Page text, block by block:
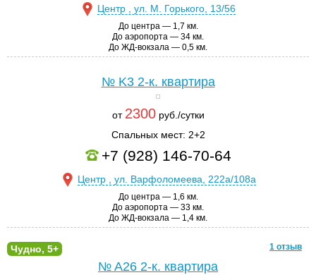
Центр , ул. М. Горького, 13/56
До центра — 1,7 км.
До аэропорта — 34 км.
До ЖД-вокзала — 0,5 км.
№ K32-к. квартира
от 2300руб./сутки
Спальных мест: 2+2
+7 (928) 146-70-64
Центр , ул. Варфоломеева, 222а/108а
До центра — 1,6 км.
До аэропорта — 33 км.
До ЖД-вокзала — 1,4 км.
1 отзыв
Чудно, 5+
№ A26 2-к. квартира